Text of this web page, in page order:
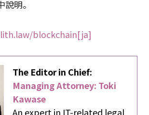
明。
blockchain[ja]
The Editor in Chief:
Managing Attorney: Toki
Kawase
An expert in IT-related legal